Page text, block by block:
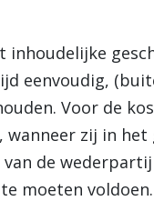
eenvoudig,
Voor de
zij in
de
moeten voldoen.